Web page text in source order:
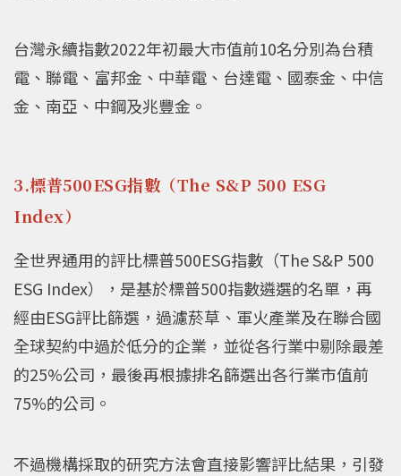
台灣永續指數2022年初最大市值前10名分別為台積
電、聯電、富邦金、中華電、台達電、國泰金、中信
金、南亞、中鋼及兆豐金。
3.標普500ESG指數（The S&P 500 ESG
Index）
全世界通用的評比標普500ESG指數（The S&P 500
ESG Index），是基於標普500指數遴選的名單，再
經由ESG評比篩選，過濾菸草、軍火產業及在聯合國
全球契約中過於低分的企業，並從各行業中剔除最差
的25%公司，最後再根據排名篩選出各行業市值前
75%的公司。
不過機構採取的研究方法會直接影響評比結果，引發